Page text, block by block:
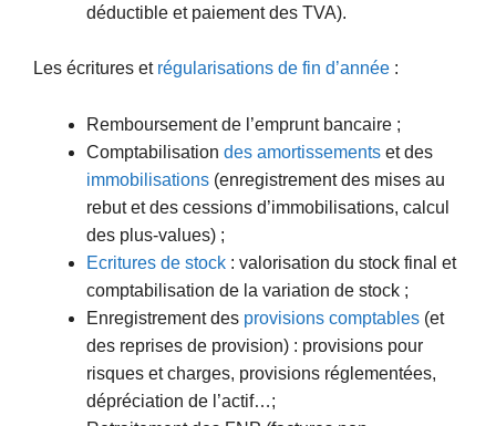
déductible et paiement des TVA).
Les écritures et régularisations de fin d’année :
Remboursement de l’emprunt bancaire ;
Comptabilisation des amortissements et des
immobilisations (enregistrement des mises au
rebut et des cessions d’immobilisations, calcul
des plus-values) ;
Ecritures de stock : valorisation du stock final et
comptabilisation de la variation de stock ;
Enregistrement des provisions comptables (et
des reprises de provision) : provisions pour
risques et charges, provisions réglementées,
dépréciation de l’actif…;